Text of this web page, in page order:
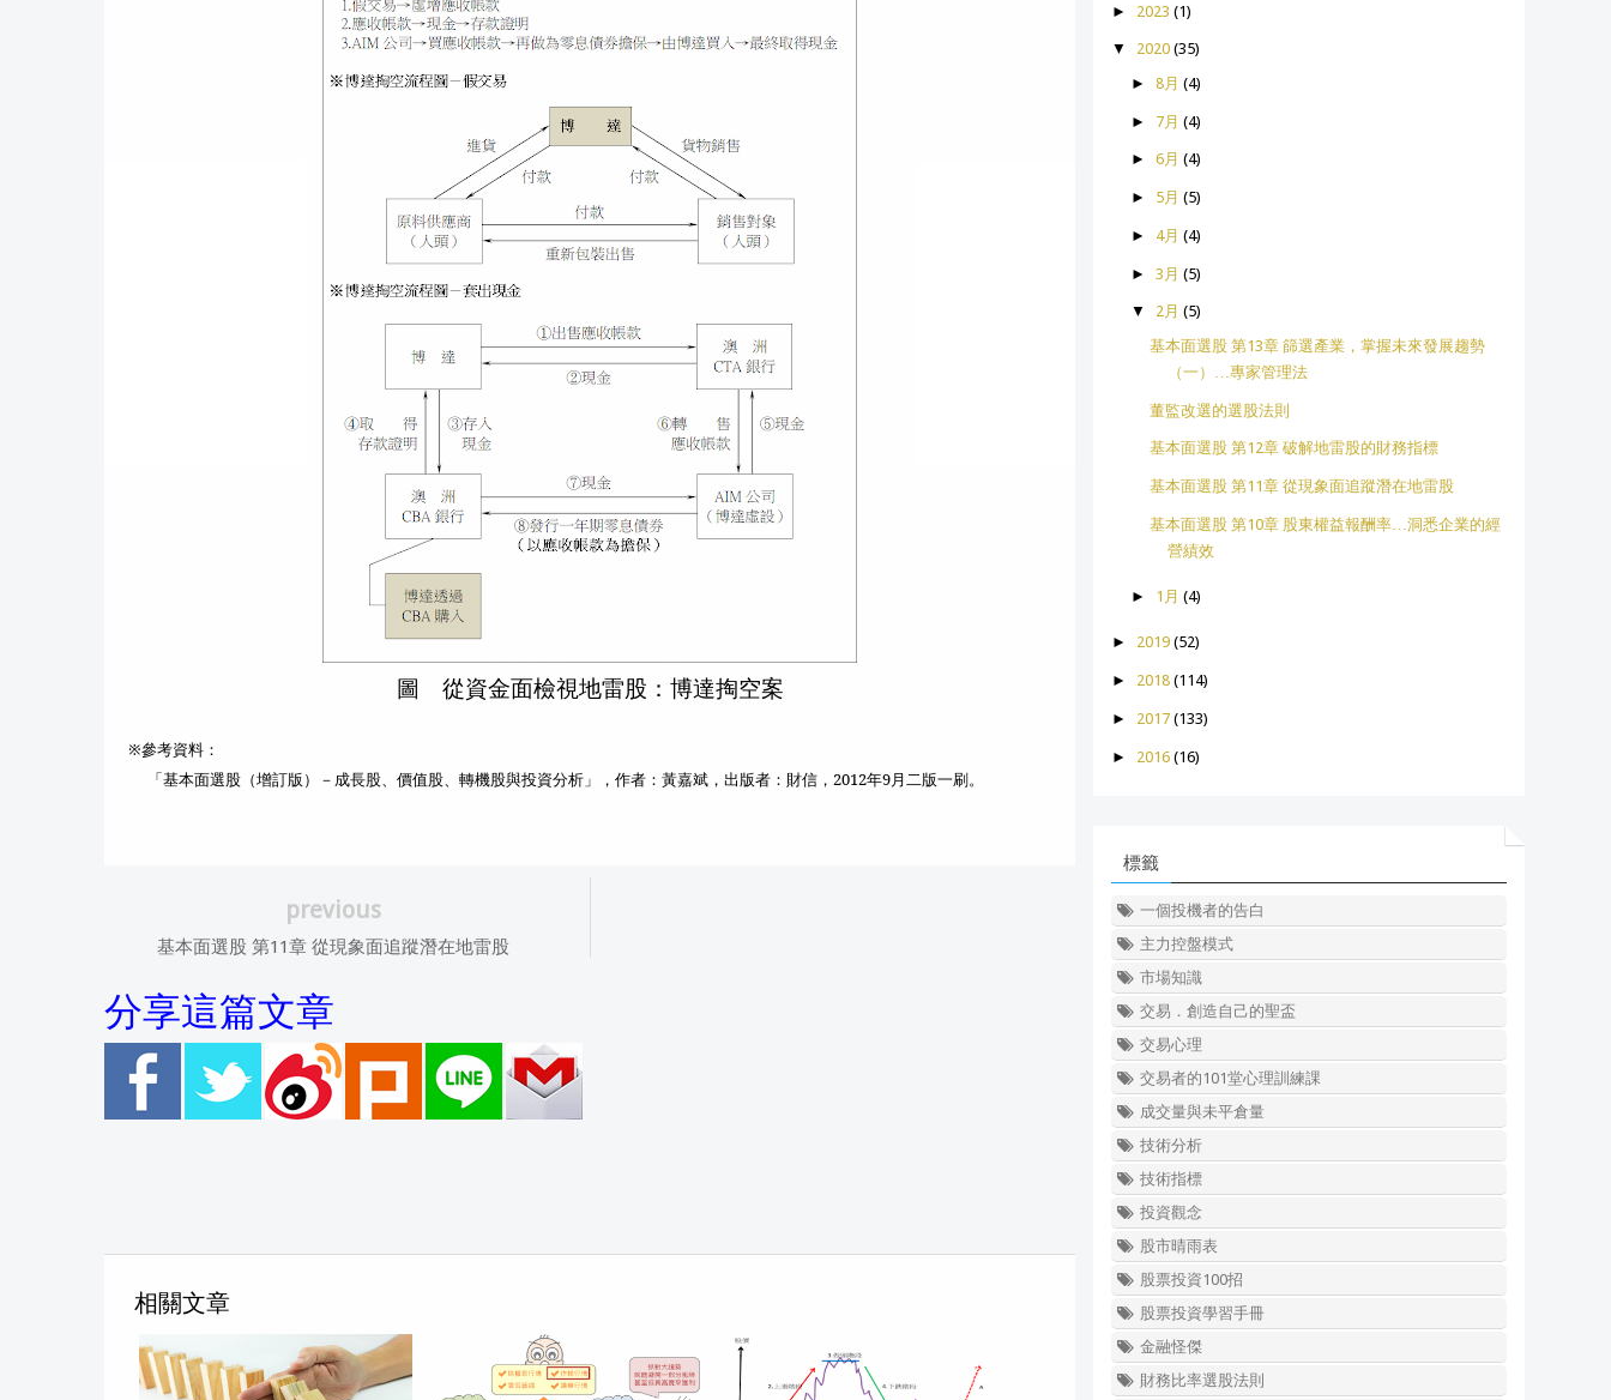
圖 從資金面檢視地雷股：博達掏空案
※參考資料：
「基本面選股（增訂版）－成長股、價值股、轉機股與投資分析」，作者：黃嘉斌，出版者：財信， 2012年9月二版一刷。
previous
基本面選股 第11章 從現象面追蹤潛在地雷股
分享這篇文章
相關文章
► 2023 (1)
▼ 2020 (35)
► 8月 (4)
► 7月 (4)
► 6月 (4)
► 5月 (5)
► 4月 (4)
► 3月 (5)
▼ 2月 (5)
基本面選股 第13章 篩選產業，掌握未來發展趨勢
（一）…專家管理法
董監改選的選股法則
基本面選股 第12章 破解地雷股的財務指標
基本面選股 第11章 從現象面追蹤潛在地雷股
基本面選股 第10章 股東權益報酬率…洞悉企業的經
營績效
► 1月 (4)
► 2019 (52)
► 2018 (114)
► 2017 (133)
► 2016 (16)
標籤
一個投機者的告白
主力控盤模式
市場知識
交易．創造自己的聖盃
交易心理
交易者的101堂心理訓練課
成交量與未平倉量
技術分析
技術指標
投資觀念
股市晴雨表
股票投資100招
股票投資學習手冊
金融怪傑
財務比率選股法則